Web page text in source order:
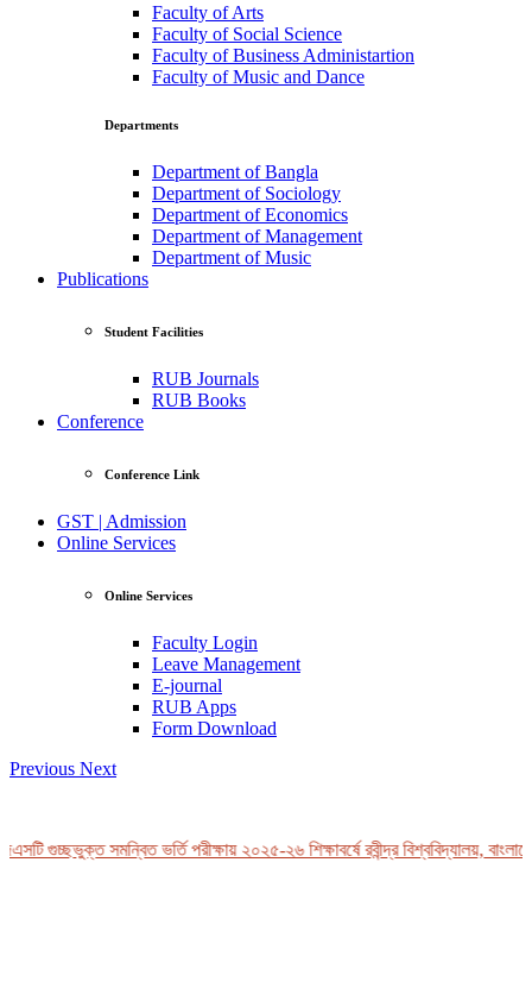
Faculty of Arts
Faculty of Social Science
Faculty of Business Administartion
Faculty of Music and Dance
Departments
Department of Bangla
Department of Sociology
Department of Economics
Department of Management
Department of Music
Publications
Student Facilities
RUB Journals
RUB Books
Conference
Conference Link
GST | Admission
Online Services
Online Services
Faculty Login
Leave Management
E-journal
RUB Apps
Form Download
Previous Next
গুচ্ছভুক্ত সমন্বিত ভর্তি পরীক্ষায় ২০২৫-২৬ শিক্ষাবর্ষে রবীন্দ্র বিশ্ববিদ্যালয়,